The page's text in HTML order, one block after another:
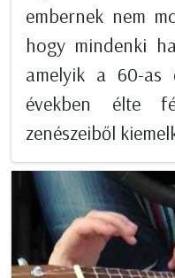
embernek nem
hogy mindenki
amelyik a 60-as
években élte
zenészeiből